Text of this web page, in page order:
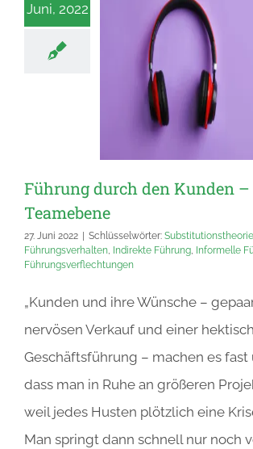
Juni, 2022
Führung durch den Kunden –
Teamebene
27. Juni 2022 Schlüsselwörter: Substitutionstheorie
Führungsverhalten, Indirekte Führung, Informelle
Führungsverflechtungen
„Kunden und ihre Wünsche –
nervösen Verkauf und einer
Geschäftsführung – machen es
dass man in Ruhe an größeren
weil jedes Husten plötzlich eine
Man springt dann schnell nur noch